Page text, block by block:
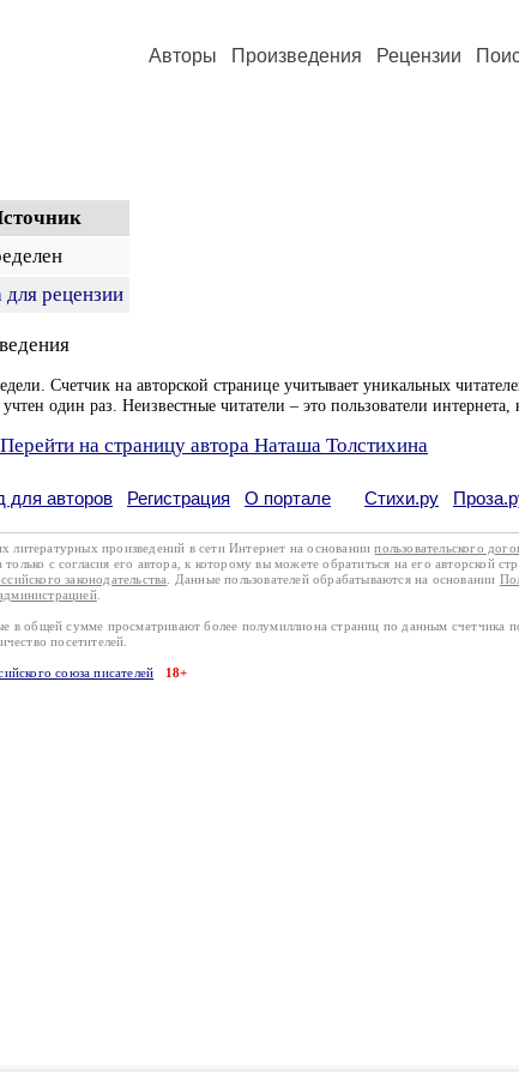
Авторы Произведения Рецензии
рецензии
Счетчик на авторской странице учитывает уникальных
один раз. Неизвестные читатели – это пользователи
Перейти на страницу автора Наташа Толстихина
для авторов Регистрация О портале Стихи.ру
литературных произведений в сети Интернет на основаниипользовательского
с согласия его автора, к которому вы можете обратиться на его авторской
законодательства . Данные пользователей обрабатываются на основании
.
в общей сумме просматривают более полумиллиона страниц по данным счетчика
посетителей.
союза писателей 18+